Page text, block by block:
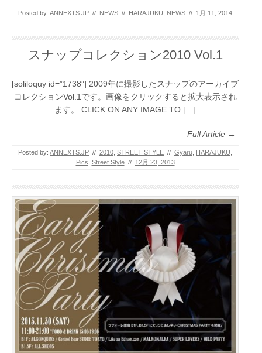
Posted by: ANNEXTS.JP // NEWS // HARAJUKU NEWS // 1月 11, 2014
スナップコレクション2010 Vol.1
[soliloquy id=”1738″] 2009年に撮影したスナップのアーカイブ
コレクションVol.1です。画像をクリックすると拡大表示され
ます。 CLICK ON ANY IMAGE TO […]
Full Article →
Posted by: ANNEXTS.JP // 2010 STREET STYLE // Gyaru HARAJUKU
Pics Street Style // 12月 23, 2013